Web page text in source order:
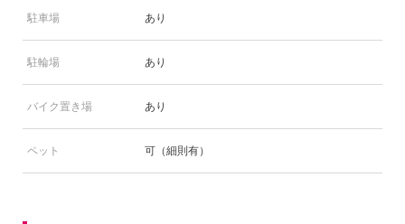
駐車場 あり
駐輪場 あり
バイク置き場 あり
ペット 可（細則有）